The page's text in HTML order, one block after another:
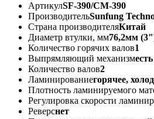
АртикулSF-390/CM-390
ПроизводительSunfung
Страна производителяКитай
Диаметр втулки, мм76,2мм
Количество горячих валов1
Выпрямляющий механизместь
Количество валов2
Ламинированиегорячее,
Плотность ламинируемого
Регулировка скорости
Реверснет